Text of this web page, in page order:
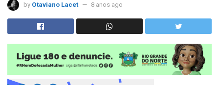
by Otaviano Lacet 8 anos ago